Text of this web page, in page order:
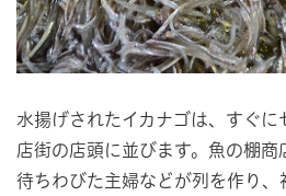
水揚げされたイカナゴは、すぐに
店街の店頭に並びます。魚の棚商
待ちわびた主婦などが列を作り、